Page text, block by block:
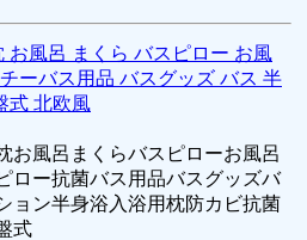
お風呂 まくら バスピロー お風
ーバス用品 バスグッズ バス 半
式 北欧風
お風呂まくらバスピローお風呂
ロー抗菌バス用品バスグッズバ
ョン半身浴入浴用枕防カビ抗菌
式